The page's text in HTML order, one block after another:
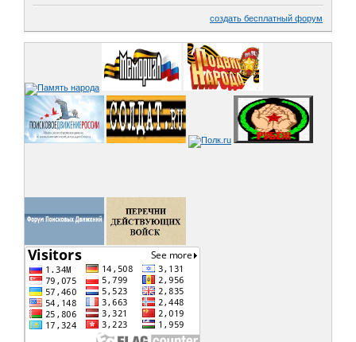
создать бесплатный форум